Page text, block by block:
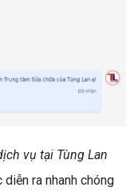
vụ tại Tùng Lan
ra nhanh chóng